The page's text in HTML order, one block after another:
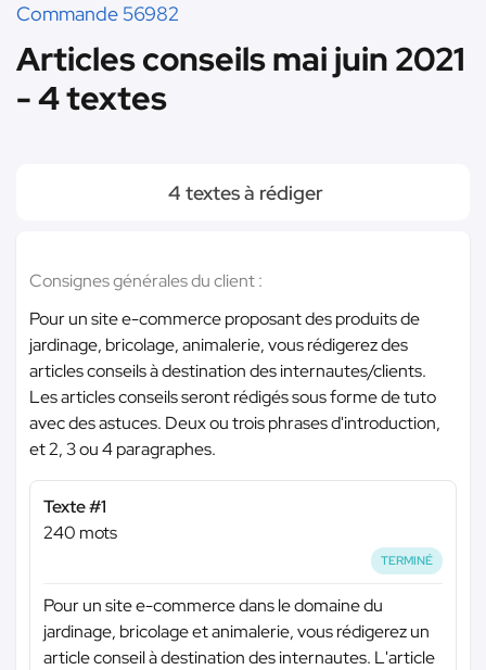
Commande 56982
Articles conseils mai juin 2021
- 4 textes
4 textes à rédiger
Consignes générales du client :
Pour un site e-commerce proposant des produits de
jardinage, bricolage, animalerie, vous rédigerez des
articles conseils à destination des internautes/clients.
Les articles conseils seront rédigés sous forme de tuto
avec des astuces. Deux ou trois phrases d'introduction,
et 2, 3 ou 4 paragraphes.
Texte #1
240 mots
TERMINÉ
Pour un site e-commerce dans le domaine du
jardinage, bricolage et animalerie, vous rédigerez un
article conseil à destination des internautes. L'article